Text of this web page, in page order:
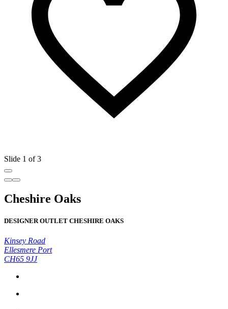
Slide 1 of 3
Cheshire Oaks
DESIGNER OUTLET CHESHIRE OAKS
Kinsey Road
Ellesmere Port
CH65 9JJ